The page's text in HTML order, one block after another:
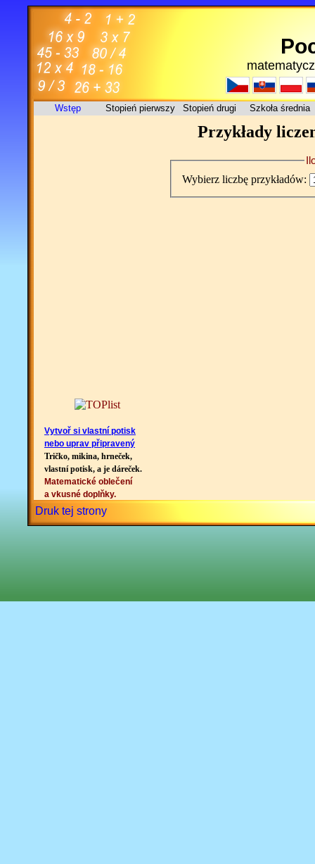
Wstęp Stopień pierwszy Stopień drugi Szkoła średnia
Vytvoř si vlastní potisk
nebo uprav připravený
Tričko, mikina, hrneček,
vlastní potisk, a je dáreček.
Matematické oblečení
a vkusné doplňky.
Przykłady
Wybierz liczbę przykładów:
Druk tej strony